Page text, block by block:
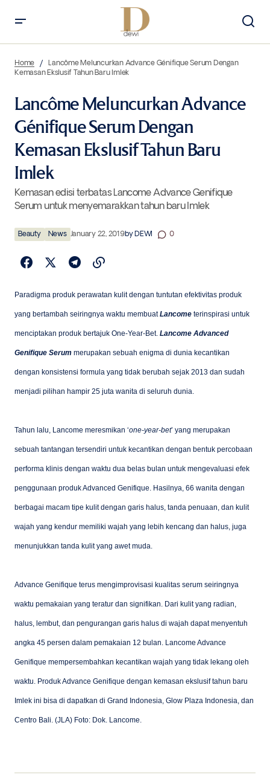
Ekslusif Tahun Baru Imlek
Home
Lancôme Meluncurkan Advance Génifique Serum Dengan
Kemasan Ekslusif Tahun Baru Imlek
Lancôme Meluncurkan Advance
Génifique Serum Dengan
Kemasan Ekslusif Tahun Baru
Imlek
Kemasan edisi terbatas Lancome Advance Genifique
Serum untuk menyemarakkan tahun baru Imlek
Beauty News January 22, 2019byDEWI 0
Paradigma produk perawatan kulit dengan tuntutan efektivitas produk
yang bertambah seiringnya waktu membuatLancome terinspirasi untuk
menciptakan produk bertajuk One-Year-Bet. Lancome Advanced
Genifique Serum merupakan sebuah enigma di dunia kecantikan
dengan konsistensi formula yang tidak berubah sejak 2013 dan sudah
menjadi pilihan hampir 25 juta wanita di seluruh dunia.
Tahun lalu, Lancome meresmikan ‘one-year-bet’ yang merupakan
sebuah tantangan tersendiri untuk kecantikan dengan bentuk percobaan
performa klinis dengan waktu dua belas bulan untuk mengevaluasi efek
penggunaan produk Advanced Genifique. Hasilnya, 66 wanita dengan
berbagai macam tipe kulit dengan garis halus, tanda penuaan, dan kulit
wajah yang kendur memiliki wajah yang lebih kencang dan halus, juga
menunjukkan tanda kulit yang awet muda.
Advance Genifique terus mengimprovisasi kualitas serum seiringnya
waktu pemakaian yang teratur dan signifikan. Dari kulit yang radian,
halus, lembut, dan pengurangan garis halus di wajah dapat menyentuh
angka 45 persen dalam pemakaian 12 bulan. Lancome Advance
Genifique mempersembahkan kecantikan wajah yang tidak lekang oleh
waktu. Produk Advance Genifique dengan kemasan ekslusif tahun baru
Imlek ini bisa di dapatkan di Grand Indonesia, Glow Plaza Indonesia, dan
Centro Bali. (JLA) Foto: Dok. Lancome.